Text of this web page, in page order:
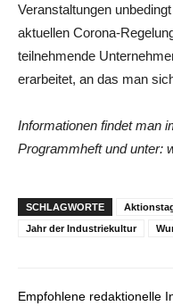
Veranstaltungen
aktuellen Corona-
teilnehmende
erarbeitet, an das man
Informationen findet man
Programmheft und unter:
SCHLAGWORTE
Jahr der Industriekultur
Empfohlene redaktionelle